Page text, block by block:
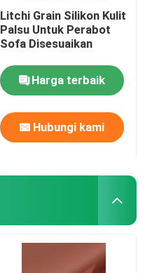
Litchi Grain Silikon Kulit
Palsu Untuk Perabot
Sofa Disesuaikan
Harga terbaik
Hubungi kami